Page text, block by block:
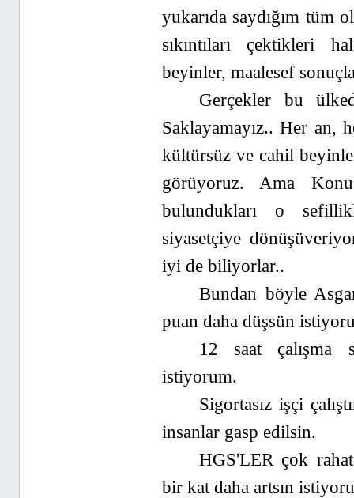
yukarıda saydığım tüm
sıkıntıları çektikleri
beyinler, maalesef
Gerçekler bu
Saklayamayız.. Her an,
kültürsüz ve cahil
görüyoruz. Ama
bulundukları o
siyasetçiye
iyi de biliyorlar..
Bundan böyle
puan daha düşsün
12 saat çalışma
istiyorum.
Sigortasız işçi
insanlar gasp edilsin.
HGS'LER çok
bir kat daha artsın